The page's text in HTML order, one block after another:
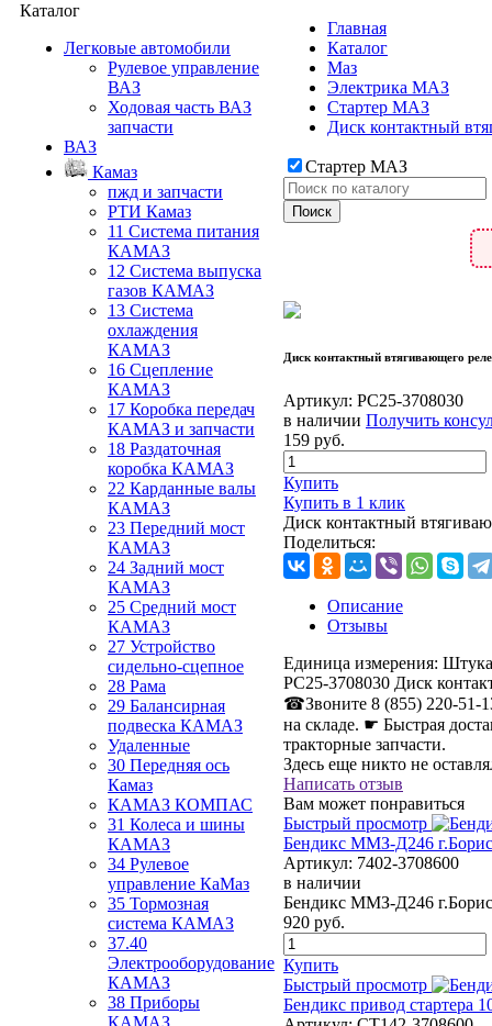
Каталог
Легковые автомобили
Рулевое управление
ВАЗ
Ходовая часть ВАЗ
запчасти
ВАЗ
Камаз
пжд и запчасти
РТИ Камаз
11 Система питания
КАМАЗ
12 Система выпуска
газов КАМАЗ
13 Система
охлаждения
КАМАЗ
16 Сцепление
КАМАЗ
17 Коробка передач
КАМАЗ и запчасти
18 Раздаточная
коробка КАМАЗ
22 Карданные валы
КАМАЗ
23 Передний мост
КАМАЗ
24 Задний мост
КАМАЗ
25 Средний мост
КАМАЗ
27 Устройство
сидельно-сцепное
28 Рама
29 Балансирная
подвеска КАМАЗ
Удаленные
30 Передняя ось
Камаз
КАМАЗ КОМПАС
31 Колеса и шины
КАМАЗ
34 Рулевое
управление КаМаз
35 Тормозная
система КАМАЗ
37.40
Электрооборудование
КАМАЗ
38 Приборы
КАМАЗ
Главная
Каталог
Маз
Электрика МАЗ
Стартер МАЗ
Диск контактный
Стартер МАЗ
Диск контактный втягивающего
Артикул: РС25-3708030
в наличии Получить
159 руб.
Купить
Купить в 1 клик
Диск контактный
Поделиться:
Описание
Отзывы
Единица измерения: Штука
РС25-3708030 Диск
☎Звоните 8 (855) 220-51-
на складе. ☛ Быстрая
тракторные запчасти.
Здесь еще никто не
Написать отзыв
Вам может понравиться
Быстрый просмотр
Бендикс ММЗ-Д246
Артикул: 7402-3708600
в наличии
Бендикс ММЗ-Д246
920 руб.
Купить
Быстрый просмотр
Бендикс привод стартера